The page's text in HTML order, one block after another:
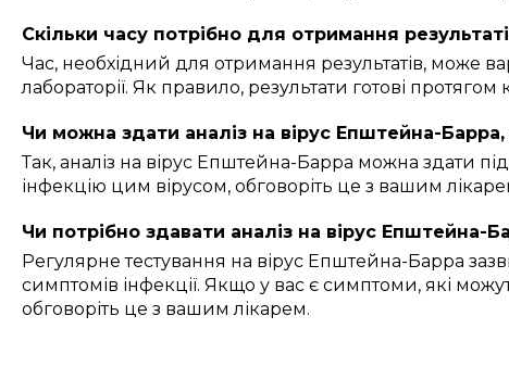
Скільки часу потрібно для отримання
Час, необхідний для отримання результатів, може
лабораторії. Як правило, результати готові протягом
Чи можна здати аналіз на вірус Епштейна-Барра,
Так, аналіз на вірус Епштейна-Барра можна здати
інфекцію цим вірусом, обговоріть це з вашим
Чи потрібно здавати аналіз на вірус Епштейна-
Регулярне тестування на вірус Епштейна-Барра
симптомів інфекції. Якщо у вас є симптоми, які
обговоріть це з вашим лікарем.